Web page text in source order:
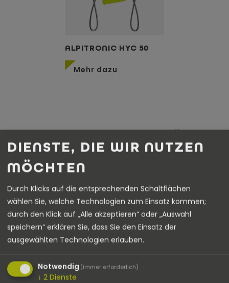
ALPITRONIC HYC 50
Mehr dazu
ERFAHREN SIE MEHR ÜBER
UNSERE LEISTUNGEN IM
BEREICH DER E-MOBILITÄT
DIENSTE, DIE WIR NUTZEN
MÖCHTEN
Durch Klicks auf die entsprechenden Schaltflächen
wählen Sie, welche Technologien zum Einsatz kommen;
durch den Klick auf „Alle akzeptieren“ oder „Auswahl
speichern“ erklären Sie, dass Sie den Einsatz der
ausgewählten Technologien erlauben.
Notwendig (immer erforderlich)
↓ 2 Dienste